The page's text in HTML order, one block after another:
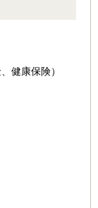
健康保険）